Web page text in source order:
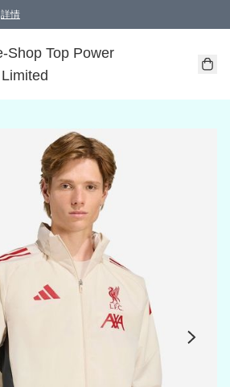
詳情
Shop Top Power